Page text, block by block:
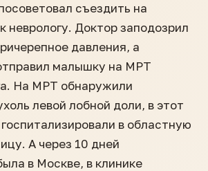
съездить на
неврологу. Доктор заподозрил
давления, а
малышку на МРТ
На МРТ обнаружили
левой лобной доли, в этот
в областную
А через 10 дней
в Москве, в клинике